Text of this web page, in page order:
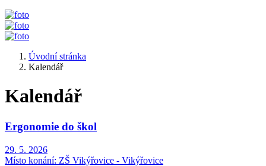
Úvodní stránka
Kalendář
Kalendář
Ergonomie do škol
29. 5. 2026
Místo konání: ZŠ Vikýřovice - Vikýřovice